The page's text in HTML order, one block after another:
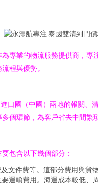
專業的物流服務提供商，
程與優勢。
口國（中國）兩地的報關
個環節，為客戶省去中間繁
包含以下幾個部分：
文件費等。這部分費用與
運輸費用。海運成本較低